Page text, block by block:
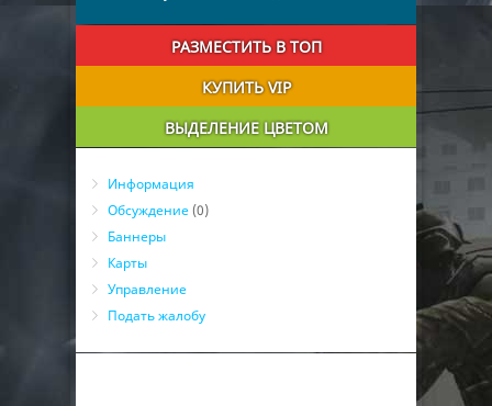
РАЗМЕСТИТЬ В ТОП
КУПИТЬ VIP
ВЫДЕЛЕНИЕ ЦВЕТОМ
Информация
Обсуждение (0)
Баннеры
Карты
Управление
Подать жалобу